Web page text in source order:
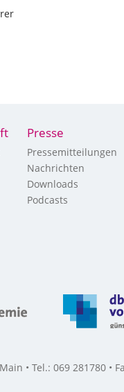
Presse
Pressemitteilungen
Nachrichten
Downloads
Podcasts
• Tel.: 069 281780 •